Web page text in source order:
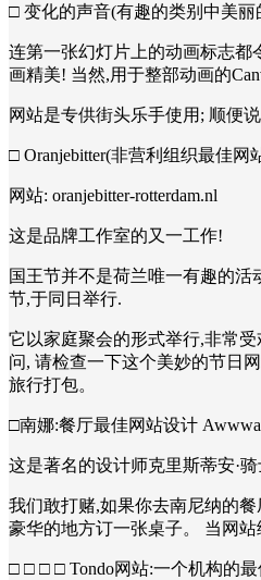
□ 变化的声音(有趣的类别中美丽
连第一张幻灯片上的动画标志都
画精美! 当然,用于整部动画的
网站是专供街头乐手使用; 顺便
□ Oranjebitter(非营利组织最佳网
网站: oranjebitter-rotterdam.nl
这是品牌工作室的又一工作!
国王节并不是荷兰唯一有趣的活
节,于同日举行.
它以家庭聚会的形式举行,非常
问, 请检查一下这个美妙的节日
旅行打包。
□南娜:餐厅最佳网站设计
这是著名的设计师克里斯蒂安·
我们敢打赌,如果你去南尼纳的
豪华的地方订一张桌子。 当网
□ □ □ □ Tondo网站:一个机构的